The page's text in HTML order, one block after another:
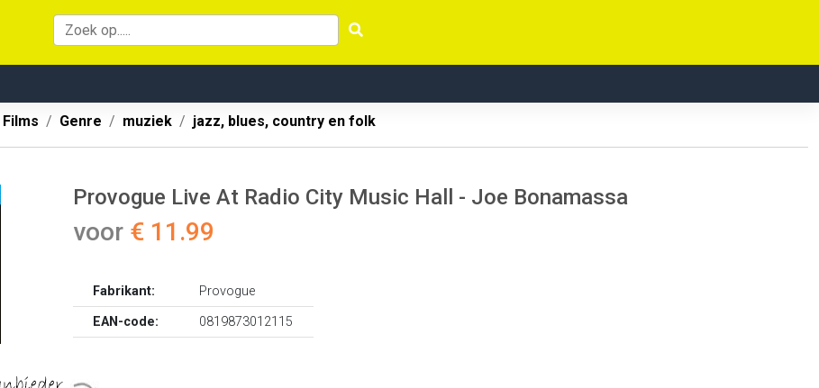
Films Genre muziek jazz, blues, country en folk
Provogue Live At Radio City Music Hall - Joe Bonamassa
voor € 11.99
Fabrikant:
Provogue
EAN-code:
0819873012115